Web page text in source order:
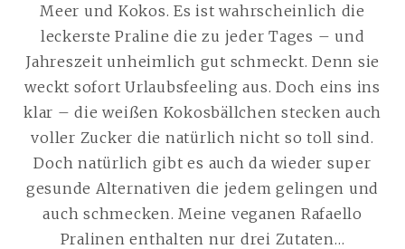
Meer und Kokos. Es ist wahrscheinlich die
leckerste Praline die zu jeder Tages – und
Jahreszeit unheimlich gut schmeckt. Denn sie
weckt sofort Urlaubsfeeling aus. Doch eins ins
klar – die weißen Kokosbällchen stecken auch
voller Zucker die natürlich nicht so toll sind.
Doch natürlich gibt es auch da wieder super
gesunde Alternativen die jedem gelingen und
auch schmecken. Meine veganen Rafaello
Pralinen enthalten nur drei Zutaten…